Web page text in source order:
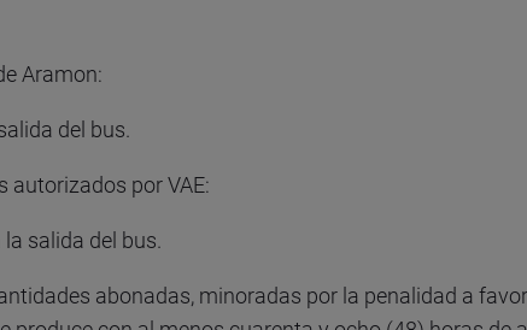
Aramon:
del bus.
autorizados por VAE:
salida del bus.
abonadas, minoradas por la penalidad a favor